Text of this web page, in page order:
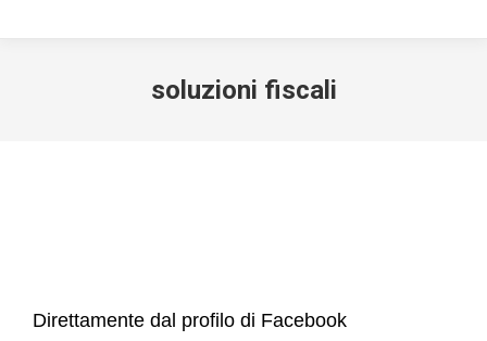
soluzioni fiscali
Direttamente dal profilo di Facebook